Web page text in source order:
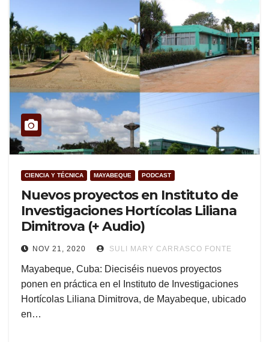
CIENCIA Y TÉCNICA MAYABEQUE PODCAST
Nuevos proyectos en Instituto de
Investigaciones Hortícolas Liliana
Dimitrova (+ Audio)
NOV 21, 2020 SULI MARY CARRASCO FONTE
Mayabeque, Cuba: Dieciséis nuevos proyectos
ponen en práctica en el Instituto de Investigaciones
Hortícolas Liliana Dimitrova, de Mayabeque, ubicado
en…